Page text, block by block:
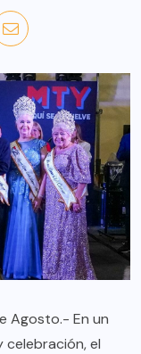
Agosto.- En un
celebración, el